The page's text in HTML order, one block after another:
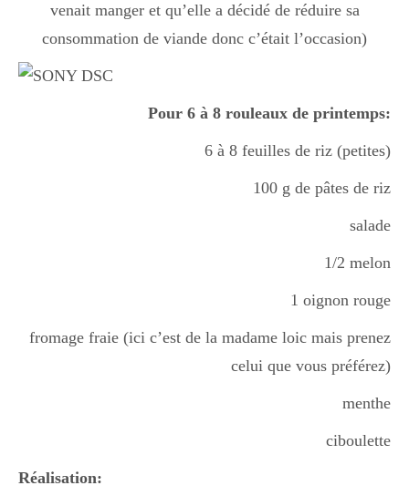
venait manger et qu’elle a décidé de réduire sa
consommation de viande donc c’était l’occasion)
Pour 6 à 8 rouleaux de printemps:
6 à 8 feuilles de riz (petites)
100 g de pâtes de riz
salade
1/2 melon
1 oignon rouge
fromage fraie (ici c’est de la madame loic mais prenez
celui que vous préférez)
menthe
ciboulette
Réalisation: